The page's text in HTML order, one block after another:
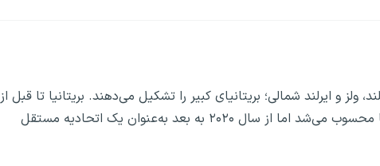
ولز و ایرلند شمالی؛ بریتانیای کبیر را تشکیل می‌دهند. بریتانیا تا قبل از
سال ۲۰۲۰ جزو کشورهای حوزه شینگن و اتحادیه اروپا محسوب می‌شد اما از سال ۲۰۲۰ به بعد به‌عنوان یک اتحادیه مستقل